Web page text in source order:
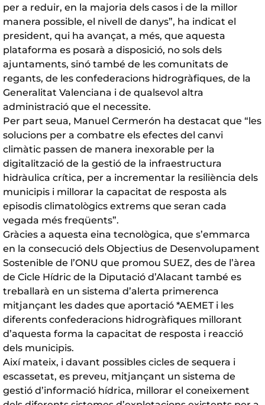
per a reduir, en la majoria dels casos i de la millor
manera possible, el nivell de danys”, ha indicat el
president, qui ha avançat, a més, que aquesta
plataforma es posarà a disposició, no sols dels
ajuntaments, sinó també de les comunitats de
regants, de les confederacions hidrogràfiques, de la
Generalitat Valenciana i de qualsevol altra
administració que el necessite.
Per part seua, Manuel Cermerón ha destacat que “les
solucions per a combatre els efectes del canvi
climàtic passen de manera inexorable per la
digitalització de la gestió de la infraestructura
hidràulica crítica, per a incrementar la resiliència dels
municipis i millorar la capacitat de resposta als
episodis climatològics extrems que seran cada
vegada més freqüents”.
Gràcies a aquesta eina tecnològica, que s’emmarca
en la consecució dels Objectius de Desenvolupament
Sostenible de l’ONU que promou SUEZ, des de l’àrea
de Cicle Hídric de la Diputació d’Alacant també es
treballarà en un sistema d’alerta primerenca
mitjançant les dades que aportació *AEMET i les
diferents confederacions hidrogràfiques millorant
d’aquesta forma la capacitat de resposta i reacció
dels municipis.
Així mateix, i davant possibles cicles de sequera i
escassetat, es preveu, mitjançant un sistema de
gestió d’informació hídrica, millorar el coneixement